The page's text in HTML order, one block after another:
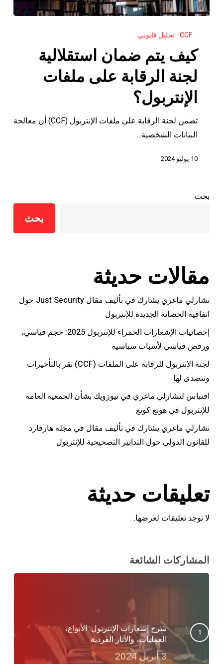
ضمان
استقلالية
لجنة
الرقابة
على
ملفات
الإنتربول؟
CCF تحليل قانوني
كيف يتم ضمان استقلالية
لجنة الرقابة على ملفات
الإنتربول؟
تضمن لجنة الرقابة على ملفات الإنتربول (CCF) أن معالجة
البيانات الشخصية...
10 يوليو 2024
بحث
بحث
مقالات حديثة
تشارلي ماغري يشارك في تأليف مقال Just Security حول
اتفاقية الحصانة الجديدة للإنتربول
إحصائيات الإشعارات الحمراء للإنتربول 2025: حجم قياسي،
ورفض قياسي لأسباب سياسية
لجنة الإنتربول للرقابة على الملفات (CCF) تقر بالتأخيرات
وتتصدى لها
اقتباس لتشارلي ماغري في نيوزويك بشأن الجمعية العامة
للإنتربول في هونغ كونغ
تشارلي ماغري يشارك في تأليف مقال في مجلة هارفارد
للقانون الدولي حول التدابير التصحيحية للإنتربول
تعليقات حديثة
لا توجد تعليقات لعرضها.
المشاركات الشائعة
شرح إشعارات الإنتربول: الأنواع،
العمليات، والآثار الفردية
3 أبريل 2024